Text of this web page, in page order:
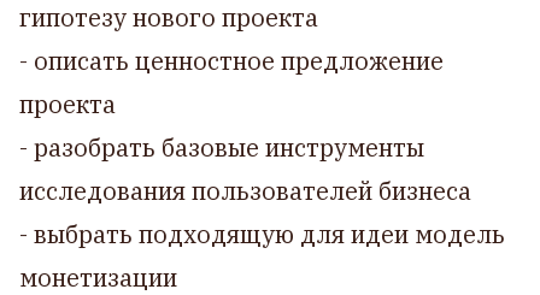
гипотезу нового проекта
- описать ценностное предложение
проекта
- разобрать базовые инструменты
исследования пользователей бизнеса
- выбрать подходящую для идеи модель
монетизации